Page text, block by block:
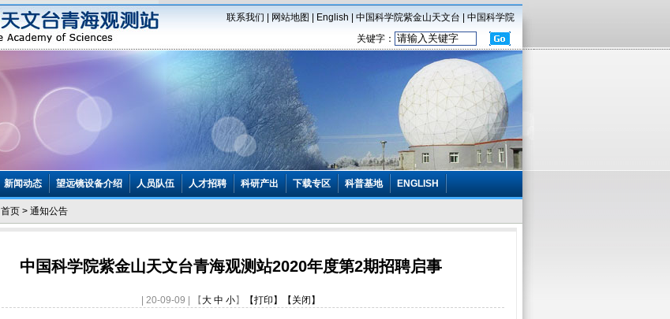
联系我们 网站地图 English 中国科学院紫金山天文台
中国科学院
关键字：
新闻动态 望远镜设备介绍 人员队伍 人才招聘 科研产出 下载专区 科普基地 ENGLISH
首页 > 通知公告
中国科学院紫金山天文台青海观测站2020年度第2期招聘启事
| 20-09-09 | 【大 中 小】 【打印】 【关闭】